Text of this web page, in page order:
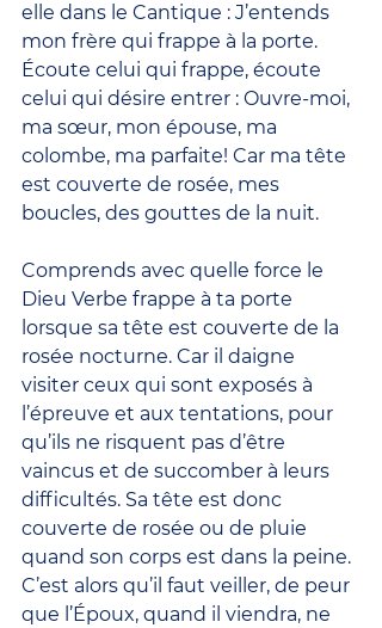
elle dans le Cantique : J’entends
mon frère qui frappe à la porte.
Écoute celui qui frappe, écoute
celui qui désire entrer : Ouvre-moi,
ma sœur, mon épouse, ma
colombe, ma parfaite! Car ma tête
est couverte de rosée, mes
boucles, des gouttes de la nuit.
Comprends avec quelle force le
Dieu Verbe frappe à ta porte
lorsque sa tête est couverte de la
rosée nocturne. Car il daigne
visiter ceux qui sont exposés à
l’épreuve et aux tentations, pour
qu’ils ne risquent pas d’être
vaincus et de succomber à leurs
difficultés. Sa tête est donc
couverte de rosée ou de pluie
quand son corps est dans la peine.
C’est alors qu’il faut veiller, de peur
que l’Époux, quand il viendra, ne